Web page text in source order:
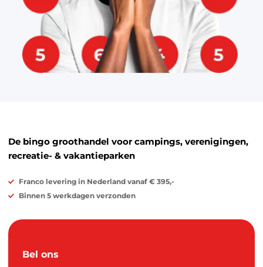
De bingo groothandel voor campings, verenigingen,
recreatie- & vakantieparken
Franco levering in Nederland vanaf € 395,-
Binnen 5 werkdagen verzonden
Bel ons